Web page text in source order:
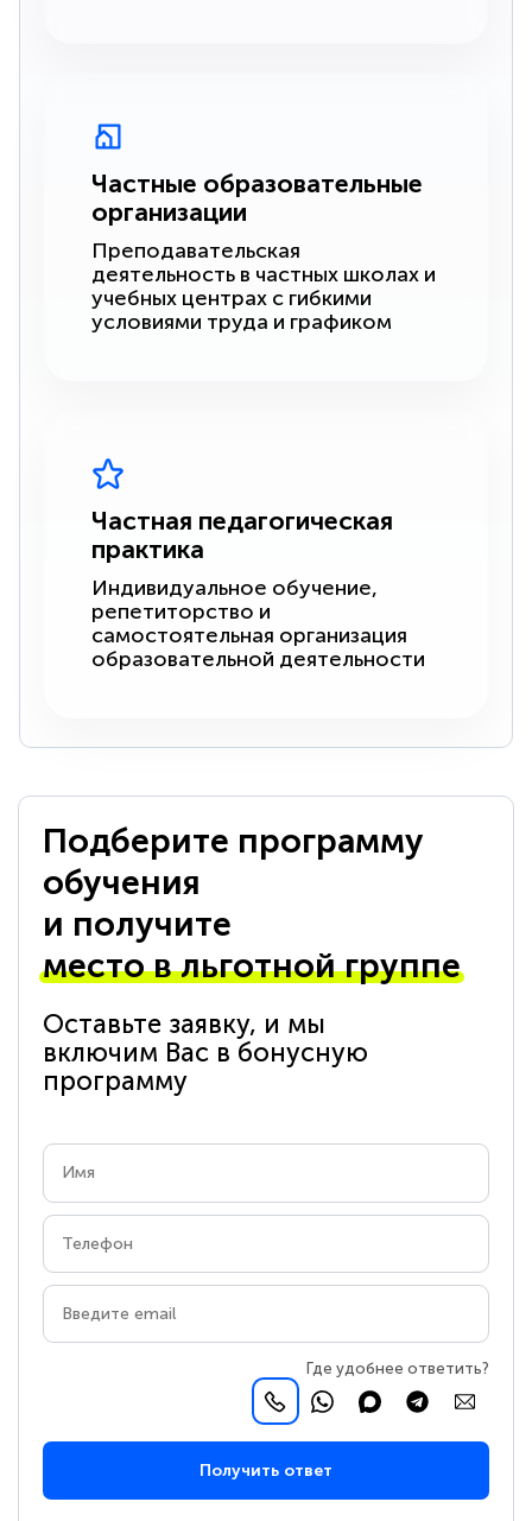
Частные образовательные
организации
Преподавательская
деятельность в частных школах и
учебных центрах с гибкими
условиями труда и графиком
Частная педагогическая
практика
Индивидуальное обучение,
репетиторство и
самостоятельная организация
образовательной деятельности
Подберите программу
обучения
и получите
место в льготной группе
Оставьте заявку, и мы
включим Вас в бонусную
программу
Где удобнее ответить?
Получить ответ